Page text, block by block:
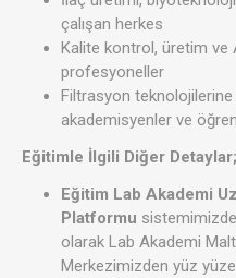
çalışan herkes
Kalite kontrol, üretim ve
profesyoneller
Filtrasyon teknolojilerine
akademisyenler ve
Eğitimle İlgili Diğer Detaylar;
Eğitim Lab Akademi
Platformu
olarak Lab Akademi
Merkezimizden yüz